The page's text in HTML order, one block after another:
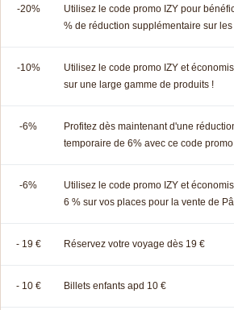
-20%
Utilisez le code promo IZY pour
% de réduction supplémentaire sur
-10%
Utilisez le code promo IZY et
sur une large gamme de produits !
-6%
Profitez dès maintenant d'une
temporaire de 6% avec ce code promo
-6%
Utilisez le code promo IZY et
6 % sur vos places pour la vente de
- 19 € Réservez votre voyage dès 19 €
- 10 € Billets enfants apd 10 €